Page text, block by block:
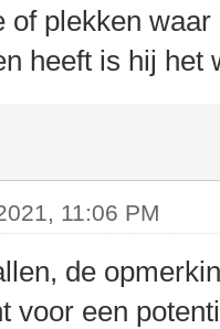
of plekken
heeft is hij het
11:06 PM
de
voor een